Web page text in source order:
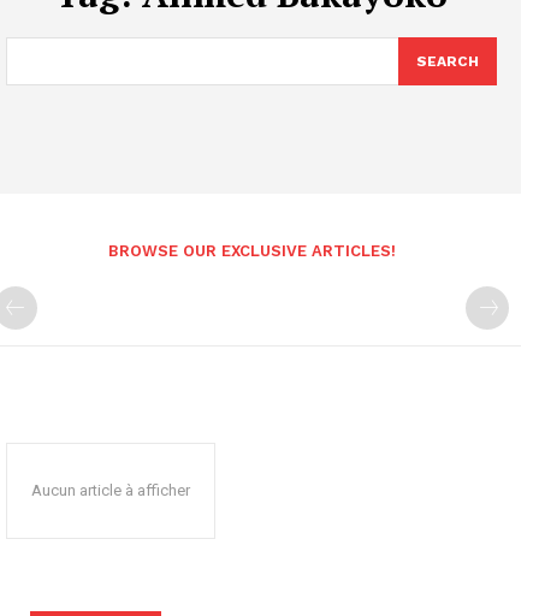
SEARCH
BROWSE OUR EXCLUSIVE ARTICLES!
Aucun article à afficher